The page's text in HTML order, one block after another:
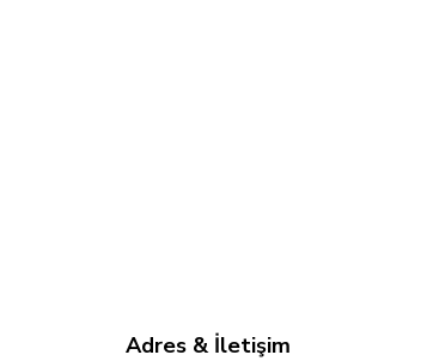
Adres & İletişim